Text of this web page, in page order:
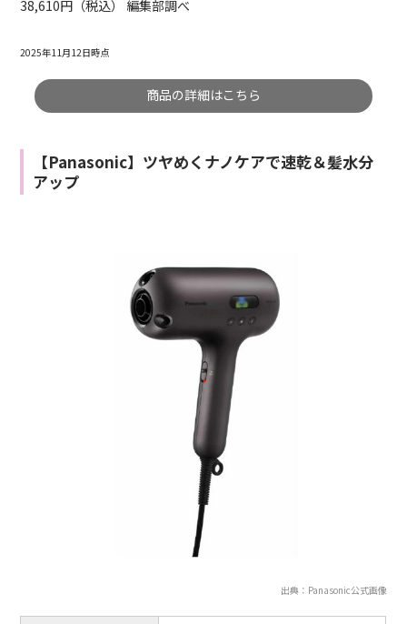
38,610円（税込） 編集部調べ
2025年11月12日時点
商品の詳細はこちら
【Panasonic】ツヤめくナノケアで速乾＆髪水分
アップ
出典：Panasonic公式画像